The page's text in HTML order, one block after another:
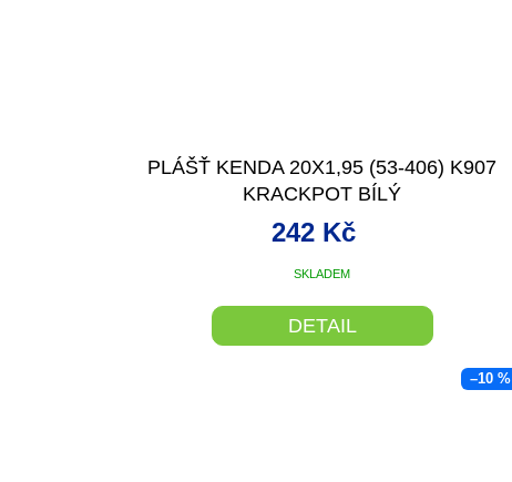
PLÁŠŤ KENDA 20X1,95 (53-406) K907
KRACKPOT BÍLÝ
SKLADEM
242 Kč
DETAIL
–10 %